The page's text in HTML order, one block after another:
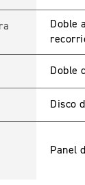
Doble
Doble
Disco
Panel